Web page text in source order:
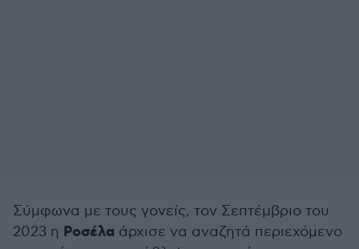
Σύμφωνα με τους γονείς, τον Σεπτέμβριο του
2023 η Ροσέλα άρχισε να αναζητά περιεχόμενο